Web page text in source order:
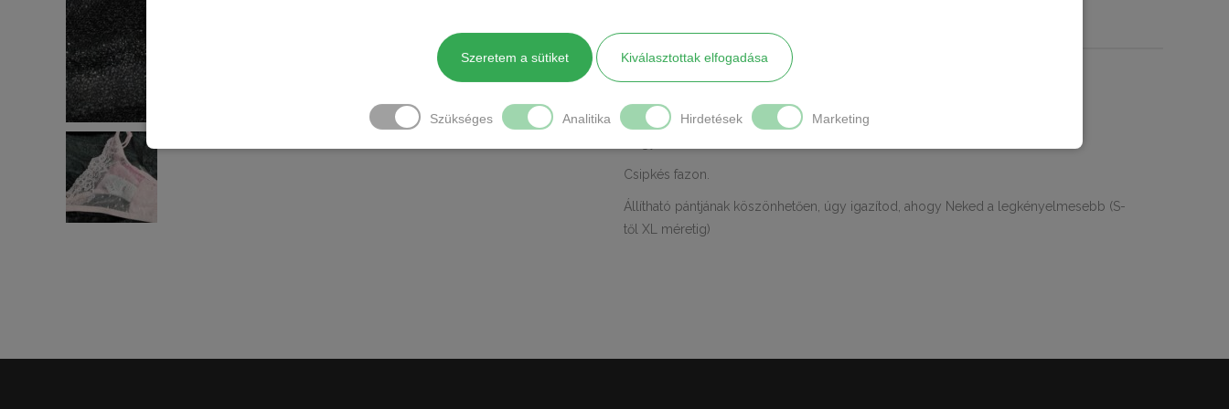
Anyaga: 80% poliamid 20% elasztan
Gyártó: Poppy
Csipkés fazon.
Állítható pántjának köszönhetően, úgy igazítod, ahogy Neked a legkényelmesebb (S-
től XL méretig)
Szeretem a sütiket Kiválasztottak elfogadása
Szükséges Analitika Hirdetések Marketing